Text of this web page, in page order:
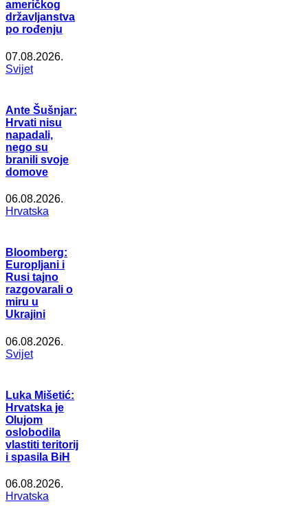
američkog
državljanstva
po rođenju
07.08.2026.
Svijet
Ante Šušnjar:
Hrvati nisu
napadali,
nego su
branili svoje
domove
06.08.2026.
Hrvatska
Bloomberg:
Europljani i
Rusi tajno
razgovarali o
miru u
Ukrajini
06.08.2026.
Svijet
Luka Mišetić:
Hrvatska je
Olujom
oslobodila
vlastiti teritorij
i spasila BiH
06.08.2026.
Hrvatska